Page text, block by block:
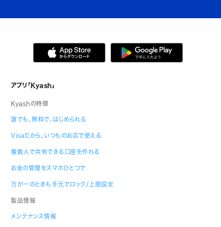
アプリ「Kyash」
Kyashの特徴
誰でも、無料で、はじめられる
Visaだから、いつものお店で使える
複数人で共有できる口座を作れる
お金の管理をスマホひとつで
万が一のときも手元でロック/上限設定
製品情報
メンテナンス情報